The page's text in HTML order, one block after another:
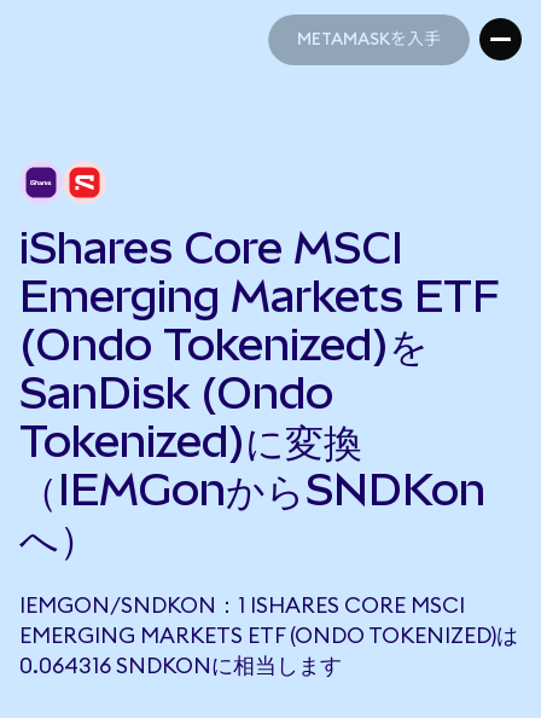
METAMASKを入手
iShares Core MSCI
Emerging Markets ETF
(Ondo Tokenized)を
SanDisk (Ondo
Tokenized)に変換
（IEMGonからSNDKon
へ）
IEMGON/SNDKON：1 ISHARES CORE MSCI
EMERGING MARKETS ETF (ONDO TOKENIZED)は
0.064316 SNDKONに相当します